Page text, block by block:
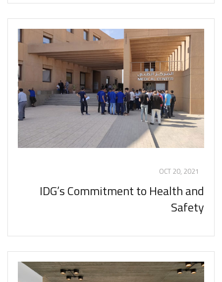
OCT 20, 2021
IDG’s Commitment to Health and
Safety